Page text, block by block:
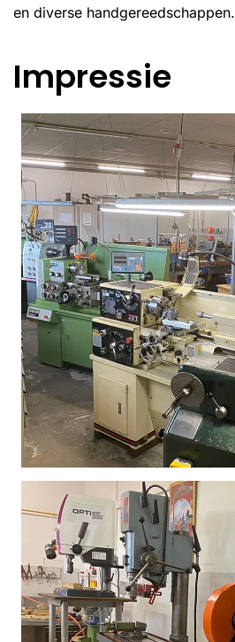
en diverse handgereedschappen.
Impressie
Vergroot